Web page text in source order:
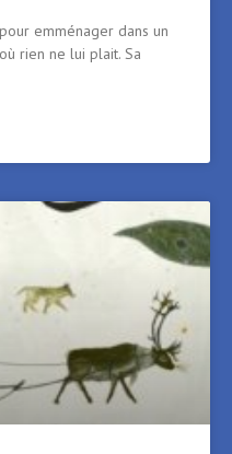
emménager dans un
rien ne lui plait. Sa